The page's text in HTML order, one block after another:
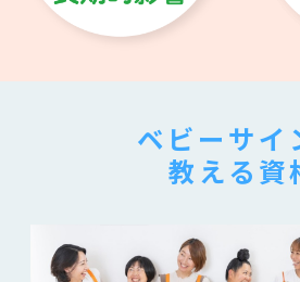
ベビーサイ
教える資